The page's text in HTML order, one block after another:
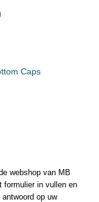
Caps
webshop van MB
formulier in vullen en
op uw